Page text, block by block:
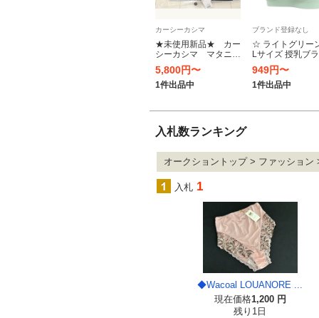
カーシーカシマ
★未使用新品★ カー
シーカシマ マタニテ
ィ 事務服
EAW643 Lサイズ
5,800円〜
1件出品中
ブランド登録なし
☆ ライトグリー
Lサイズ 授乳ブ
開き 通販 大きい
ズ ノンワイヤー
い 授乳 ブラジャ
949円〜
1件出品中
入札数ランキング
オークショントップ > ファッショ
入札 1
◆Wacoal LOUANORE ...
現在価格1,200 円
残り1日